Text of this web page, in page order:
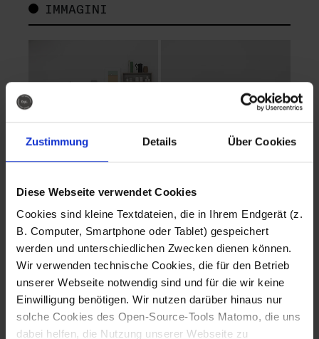
Zustimmung Details Über Cookies
Diese Webseite verwendet Cookies
Cookies sind kleine Textdateien, die in Ihrem Endgerät (z.
B. Computer, Smartphone oder Tablet) gespeichert
werden und unterschiedlichen Zwecken dienen können.
Wir verwenden technische Cookies, die für den Betrieb
unserer Webseite notwendig sind und für die wir keine
Einwilligung benötigen. Wir nutzen darüber hinaus nur
solche Cookies des Open-Source-Tools Matomo, die uns
dabei helfen, die Nutzung unserer Webseite zu
IMMAGINI
Fotografo: Lorenz
Sternbach
Download
Fotografo: Lorenz
Sternbach
Download